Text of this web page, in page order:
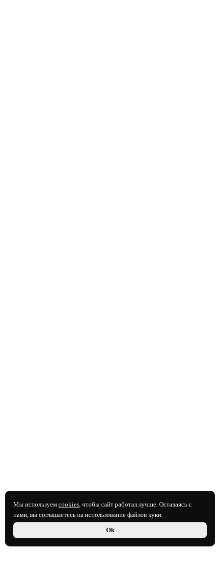
Мы используем cookies, чтобы сайт работал лучше. Оставаясь с
нами, вы соглашаетесь на использование файлов куки.
Ok